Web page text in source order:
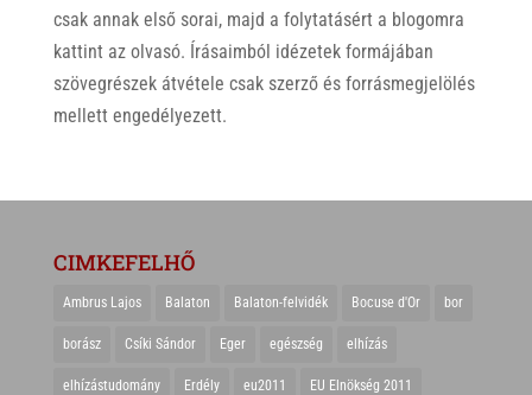
csak annak első sorai, majd a folytatásért a blogomra
kattint az olvasó. Írásaimból idézetek formájában
szövegrészek átvétele csak szerző és forrásmegjelölés
mellett engedélyezett.
CIMKEFELHŐ
Ambrus Lajos Balaton Balaton-felvidék Bocuse d'Or bor
borász Csíki Sándor Eger egészség elhízás
elhízástudomány Erdély eu2011 EU Elnökség 2011